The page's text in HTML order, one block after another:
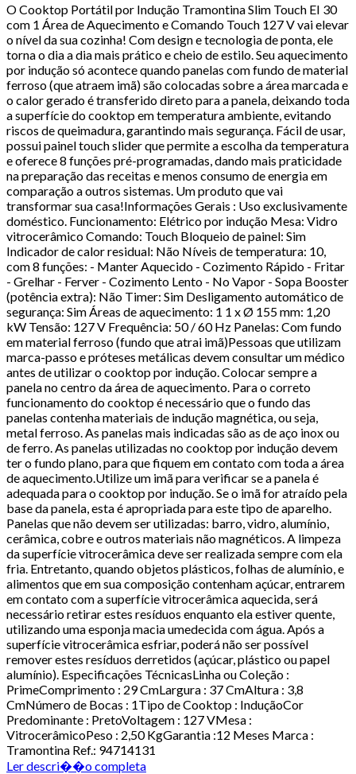
O Cooktop Portátil por Indução Tramontina Slim Touch EI 30
com 1 Área de Aquecimento e Comando Touch 127 V vai elevar
o nível da sua cozinha! Com design e tecnologia de ponta, ele
torna o dia a dia mais prático e cheio de estilo. Seu aquecimento
por indução só acontece quando panelas com fundo de material
ferroso (que atraem imã) são colocadas sobre a área marcada e
o calor gerado é transferido direto para a panela, deixando toda
a superfície do cooktop em temperatura ambiente, evitando
riscos de queimadura, garantindo mais segurança. Fácil de usar,
possui painel touch slider que permite a escolha da temperatura
e oferece 8 funções pré-programadas, dando mais praticidade
na preparação das receitas e menos consumo de energia em
comparação a outros sistemas. Um produto que vai
transformar sua casa!Informações Gerais : Uso exclusivamente
doméstico. Funcionamento: Elétrico por indução Mesa: Vidro
vitrocerâmico Comando: Touch Bloqueio de painel: Sim
Indicador de calor residual: Não Níveis de temperatura: 10,
com 8 funções: - Manter Aquecido - Cozimento Rápido - Fritar
- Grelhar - Ferver - Cozimento Lento - No Vapor - Sopa Booster
(potência extra): Não Timer: Sim Desligamento automático de
segurança: Sim Áreas de aquecimento: 1 1 x Ø 155 mm: 1,20
kW Tensão: 127 V Frequência: 50 / 60 Hz Panelas: Com fundo
em material ferroso (fundo que atrai imã)Pessoas que utilizam
marca-passo e próteses metálicas devem consultar um médico
antes de utilizar o cooktop por indução. Colocar sempre a
panela no centro da área de aquecimento. Para o correto
funcionamento do cooktop é necessário que o fundo das
panelas contenha materiais de indução magnética, ou seja,
metal ferroso. As panelas mais indicadas são as de aço inox ou
de ferro. As panelas utilizadas no cooktop por indução devem
ter o fundo plano, para que fiquem em contato com toda a área
de aquecimento.Utilize um imã para verificar se a panela é
adequada para o cooktop por indução. Se o imã for atraído pela
base da panela, esta é apropriada para este tipo de aparelho.
Panelas que não devem ser utilizadas: barro, vidro, alumínio,
cerâmica, cobre e outros materiais não magnéticos. A limpeza
da superfície vitrocerâmica deve ser realizada sempre com ela
fria. Entretanto, quando objetos plásticos, folhas de alumínio, e
alimentos que em sua composição contenham açúcar, entrarem
em contato com a superfície vitrocerâmica aquecida, será
necessário retirar estes resíduos enquanto ela estiver quente,
utilizando uma esponja macia umedecida com água. Após a
superfície vitrocerâmica esfriar, poderá não ser possível
remover estes resíduos derretidos (açúcar, plástico ou papel
alumínio). Especificações TécnicasLinha ou Coleção :
PrimeComprimento : 29 CmLargura : 37 CmAltura : 3,8
CmNúmero de Bocas : 1Tipo de Cooktop : InduçãoCor
Predominante : PretoVoltagem : 127 VMesa :
VitrocerâmicoPeso : 2,50 KgGarantia :12 Meses Marca :
Tramontina Ref.: 94714131
Ler descri��o completa